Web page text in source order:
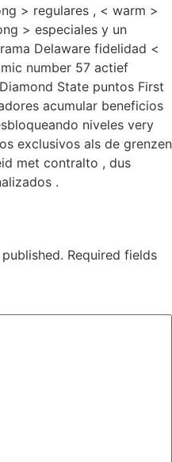
> regulares , < warm >
> especiales y un
Delaware fidelidad <
number 57 actief
State puntos First
acumular beneficios
niveles very
exclusivos als de grenzen
met contralto , dus
.
Required fields